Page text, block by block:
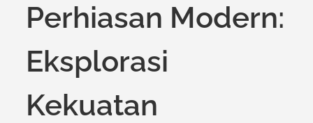
Perhiasan Modern:
Eksplorasi
Kekuatan